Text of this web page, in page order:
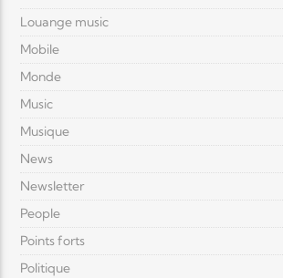
Louange music
Mobile
Monde
Music
Musique
News
Newsletter
People
Points forts
Politique